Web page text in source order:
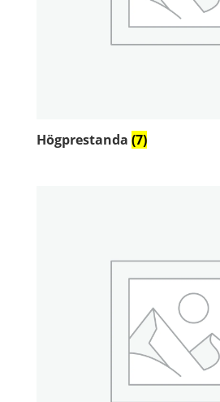
Högprestanda (7)